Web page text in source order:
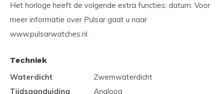
Het horloge heeft de volgende extra functies: datum. Voor
meer informatie over Pulsar gaat u naar
www.pulsarwatches.nl.
Techniek
Waterdicht
Zwemwaterdicht
Tijdsaanduiding
Analoog